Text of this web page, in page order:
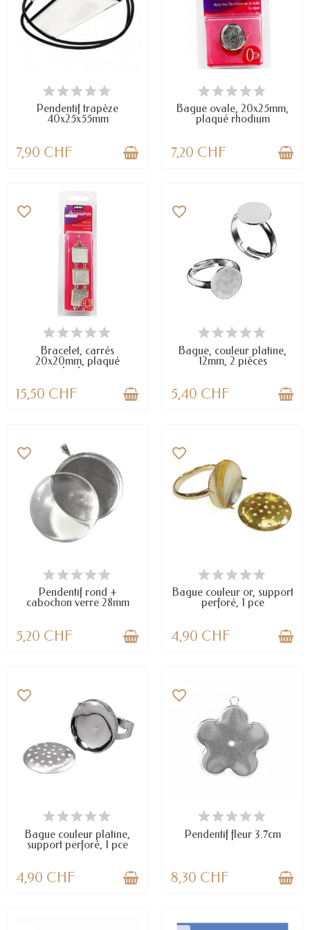
DERNIERS ARTICLES EN STOCK
Pendentif trapèze
40x25x55mm
7,90 CHF
EN STOCK
Bague ovale, 20x25mm,
plaqué rhodium
7,20 CHF
EN STOCK
favorite_border
Bracelet, carrés
20x20mm, plaqué
rhodium
15,50 CHF
EN STOCK
favorite_border
Bague, couleur platine,
12mm, 2 pièces
5,40 CHF
EN STOCK
favorite_border
Pendentif rond +
cabochon verre 28mm
5,20 CHF
EN STOCK
favorite_border
Bague couleur or, support
perforé, 1 pce
4,90 CHF
EN STOCK
favorite_border
Bague couleur platine,
support perforé, 1 pce
4,90 CHF
EN STOCK
favorite_border
Pendentif fleur 3.7cm
8,30 CHF